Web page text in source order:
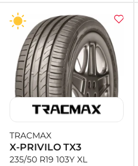
TRACMAX
X-PRIVILO TX3
235/50 R19 103Y XL